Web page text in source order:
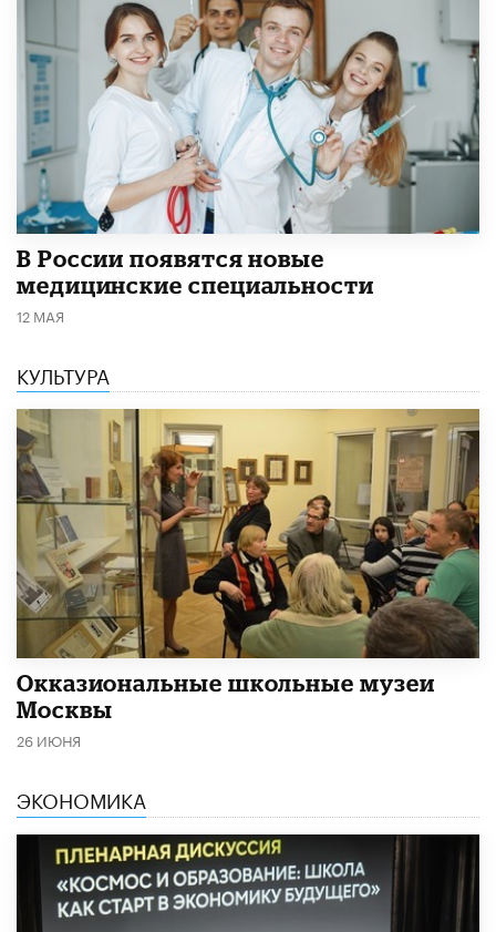
В России появятся новые
медицинские специальности
12 МАЯ
КУЛЬТУРА
​Окказиональные школьные музеи
Москвы
26 ИЮНЯ
ЭКОНОМИКА